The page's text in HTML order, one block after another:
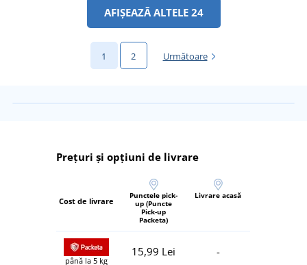
AFIȘEAZĂ ALTELE 24
1 2 Următoare
Prețuri și opțiuni de livrare
Cost de livrare
Punctele pick-
up (Puncte
Pick-up
Packeta)
Livrare acasă
până la 5 kg
15,99 Lei -